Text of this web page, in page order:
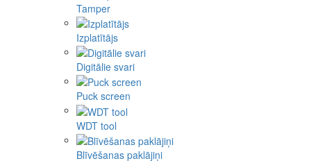
Tamper
Izplatītājs
Digitālie svari
Puck screen
WDT tool
Blīvēšanas paklājiņi